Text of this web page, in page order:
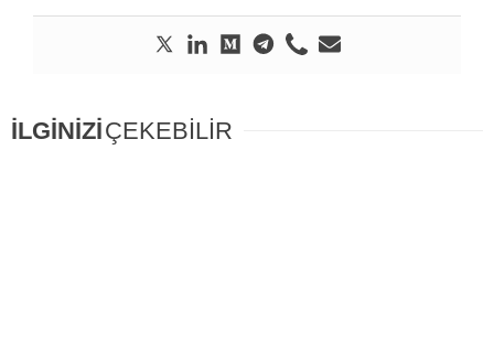
İLGİNİZİÇEKEBİLİR